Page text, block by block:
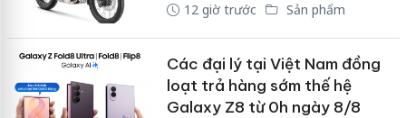
12 giờ trước Sản phẩm
Các đại lý tại Việt Nam đồng
loạt trả hàng sớm thế hệ
Galaxy Z8 từ 0h ngày 8/8